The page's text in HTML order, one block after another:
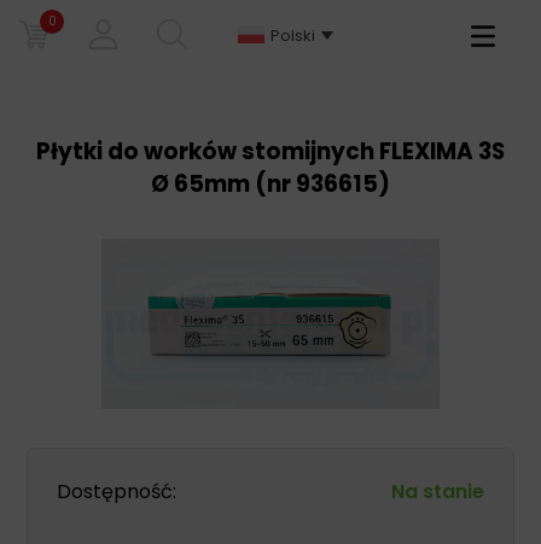
0
Polski
Primary
Płytki do worków stomijnych FLEXIMA 3S
Ø 65mm (nr 936615)
Dostępność: Na stanie